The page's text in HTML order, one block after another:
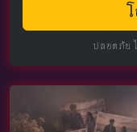
ปลอดภัย